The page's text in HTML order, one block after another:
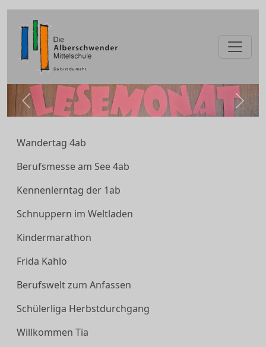
zurück
Wandertag 4ab
Berufsmesse am See 4ab
Kennenlerntag der 1ab
Schnuppern im Weltladen
Kindermarathon
Frida Kahlo
Berufswelt zum Anfassen
Schülerliga Herbstdurchgang
Willkommen Tia